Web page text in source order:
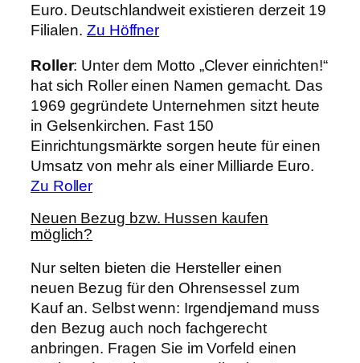
Euro. Deutschlandweit existieren derzeit 19
Filialen.Zu Höffner
Roller: Unter dem Motto „Clever einrichten!“
hat sich Roller einen Namen gemacht. Das
1969 gegründete Unternehmen sitzt heute
in Gelsenkirchen. Fast 150
Einrichtungsmärkte sorgen heute für einen
Umsatz von mehr als einer Milliarde Euro.
Zu Roller
Neuen Bezug bzw. Hussen kaufen
möglich?
Nur selten bieten die Hersteller einen
neuen Bezug für den Ohrensessel zum
Kauf an. Selbst wenn: Irgendjemand muss
den Bezug auch noch fachgerecht
anbringen. Fragen Sie im Vorfeld einen